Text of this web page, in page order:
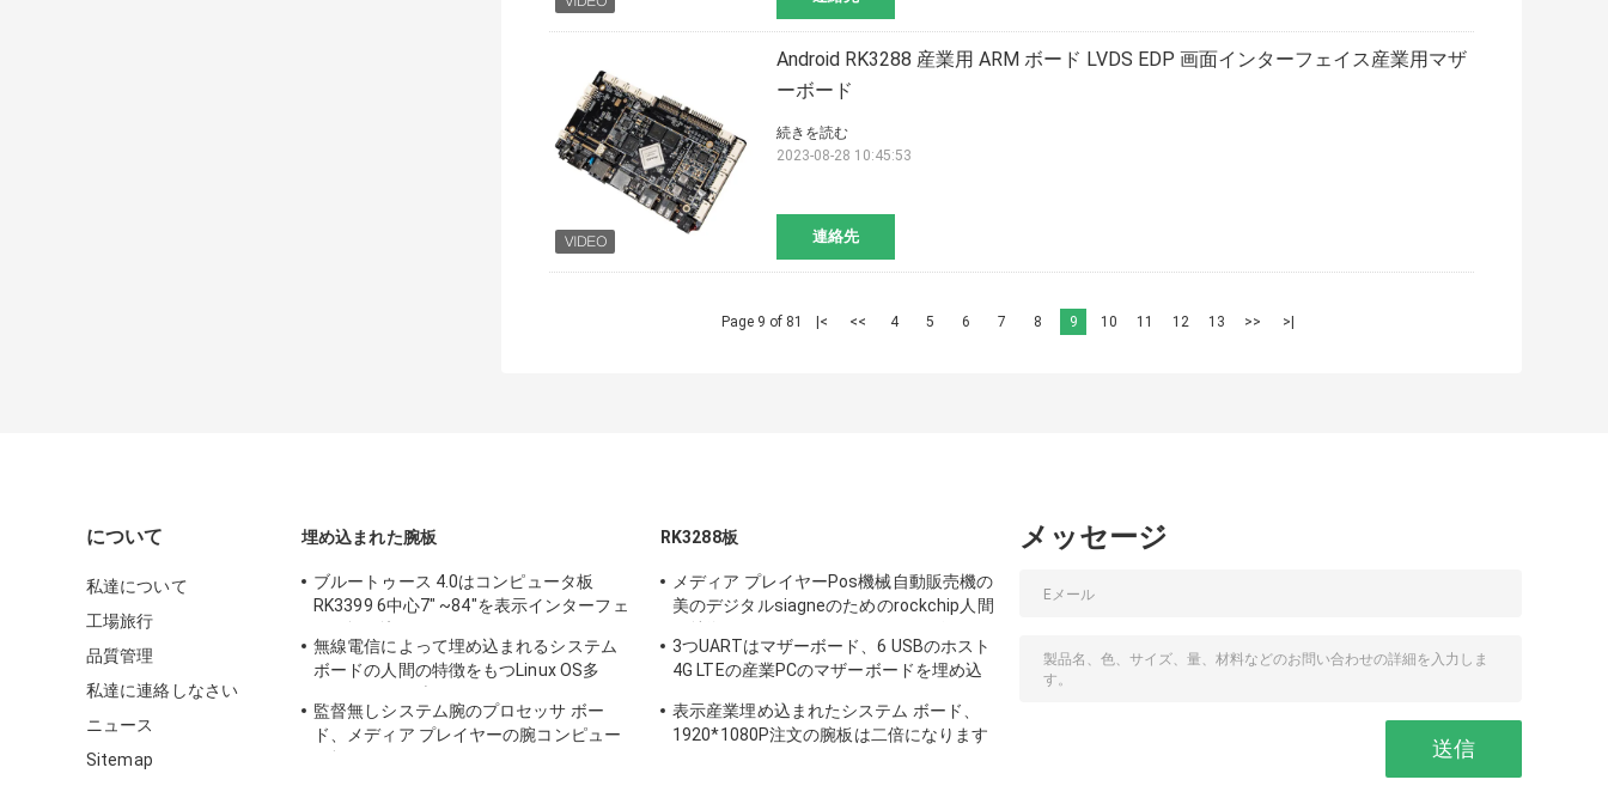
Android RK3288 産業用 ARM ボード LVDS EDP 画面インターフェイス産業用マザ
ーボード
連絡先
続きを読む
2023-08-28 10:45:53
Page 9 of 81 |< << 4 5 6 7 8 9 10 11 12 13 >> >|
について
私達について
工場旅行
品質管理
私達に連絡しなさい
ニュース
Sitemap
埋め込まれた腕板
ブルートゥース 4.0はコンピュータ板
RK3399 6中心7" ~84"を表示インターフェ
無線電信によって埋め込まれるシステム
ボードの人間の特徴をもつLinux OS多
監督無しシステム腕のプロセッサ ボー
ド、メディア プレイヤーの腕コンピュー
RK3288板
メディア プレイヤーPos機械自動販売機の
美のデジタルsiagneのためのrockchip人間
ード
3つUARTはマザーボード、6 USBのホスト
4G LTEの産業PCのマザーボードを埋め込
表示産業埋め込まれたシステム ボード、
1920*1080P注文の腕板は二倍になります
メッセージ